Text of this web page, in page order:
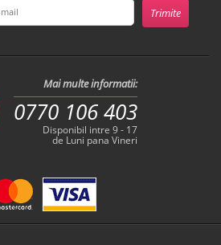
Mai multe informatii:
0770 106 403
Disponibil intre 9 - 17
de Luni pana Vineri